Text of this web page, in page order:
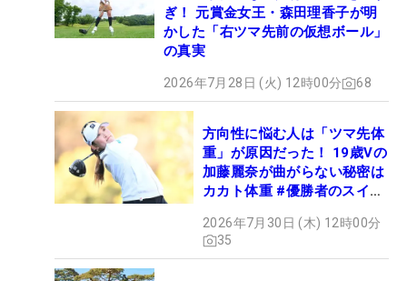
ぎ！ 元賞金女王・森田理香子が明
かした「右ツマ先前の仮想ボール」
の真実
2026年7月28日 (火) 12時00分 68
方向性に悩む人は「ツマ先体
重」が原因だった！ 19歳Vの
加藤麗奈が曲がらない秘密は
カカト体重 #優勝者のスイン
2026年7月30日 (木) 12時00分
35